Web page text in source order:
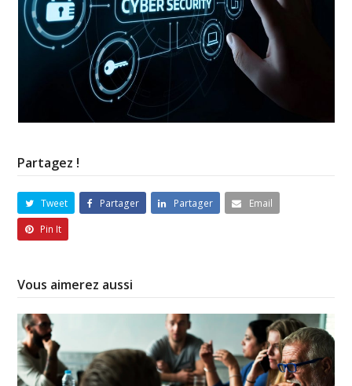
Partagez !
Tweet Partager Partager
Email
Pin It
Vous aimerez aussi